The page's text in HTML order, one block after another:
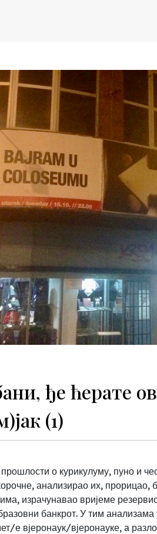
ђе ћерате
(1)
о курикулуму, пуно и
анализирао их, прорицао,
израчунавао вријеме
банкрот. У тим
е вјеронаук/вјеронауке, а